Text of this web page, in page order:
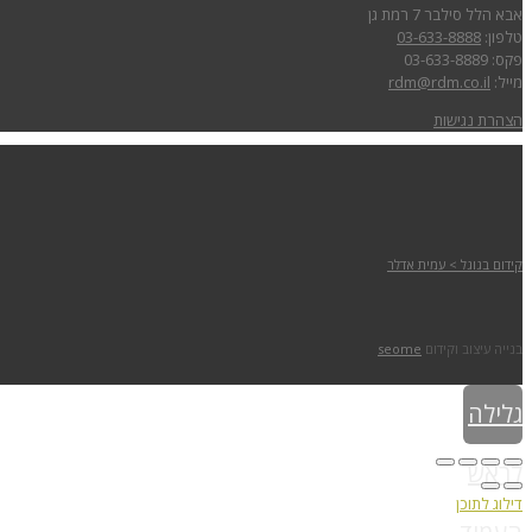
אבא הלל סילבר 7 רמת גן
טלפון: 03-633-8888
פקס: 03-633-8889
מייל: rdm@rdm.co.il
הצהרת נגישות
קידום בגוגל > עמית אדלר
בנייה עיצוב וקידום seome
גלילה
לראש
דילוג לתוכן